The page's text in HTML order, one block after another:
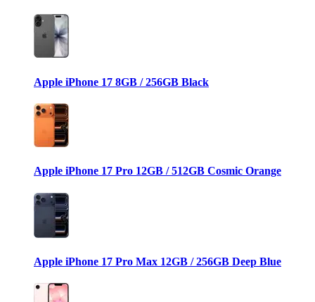
Apple iPhone 17 8GB / 256GB Black
Apple iPhone 17 Pro 12GB / 512GB Cosmic Orange
Apple iPhone 17 Pro Max 12GB / 256GB Deep Blue